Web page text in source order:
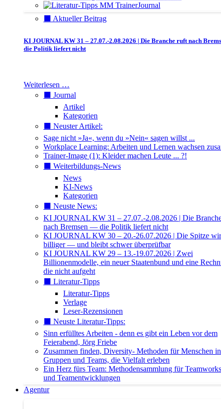
⬛️ Aktueller Beitrag
KI JOURNAL KW 31 – 27.07.-2.08.2026 | Die Branche ruft nach
die Politik liefert nicht
Weiterlesen …
⬛️ Journal
Artikel
Kategorien
⬛️ Neuster Artikel:
Sage nicht »Ja«, wenn du »Nein« sagen willst ...
Workplace Learning: Arbeiten und Lernen wachsen
Trainer-Image (1): Kleider machen Leute ... ?!
⬛️ Weiterbildungs-News
News
KI-News
Kategorien
⬛️ Neuste News:
KI JOURNAL KW 31 – 27.07.-2.08.2026 | Die
nach Bremsen — die Politik liefert nicht
KI JOURNAL KW 30 – 20.-26.07.2026 | Die Spitze
billiger — und bleibt schwer überprüfbar
KI JOURNAL KW 29 – 13.-19.07.2026 | Zwei
Billionenmodelle, ein neuer Staatenbund und eine
die nicht aufgeht
⬛️ Literatur-Tipps
Literatur-Tipps
Verlage
Leser-Rezensionen
⬛️ Neuste Literatur-Tipps:
Sinn erfülltes Arbeiten - denn es gibt ein Leben vor dem
Feierabend, Jörg Friebe
Zusammen finden, Diversity- Methoden für Menschen in
Gruppen und Teams, die Vielfalt erleben
Ein Herz fürs Team: Methodensammlung für
und Teamentwicklungen
Agentur